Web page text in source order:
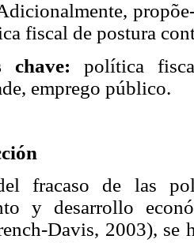
fiscal de postura
chave: política
emprego público.
fracaso de las
y desarrollo
Davis, 2003), se